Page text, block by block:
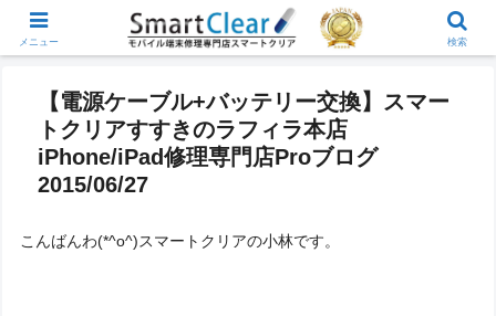
【電源ケーブル+バッテリー交換】スマー
トクリアすすきのラフィラ本店
iPhone/iPad修理専門店Proブログ
2015/06/27
こんばんわ(*^ο^)スマートクリアの小林です。
メニュー 検索